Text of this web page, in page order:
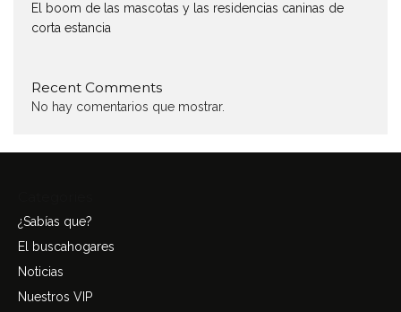
El boom de las mascotas y las residencias caninas de
corta estancia
Recent Comments
No hay comentarios que mostrar.
¿Sabías que?
El buscahogares
Noticias
Nuestros VIP